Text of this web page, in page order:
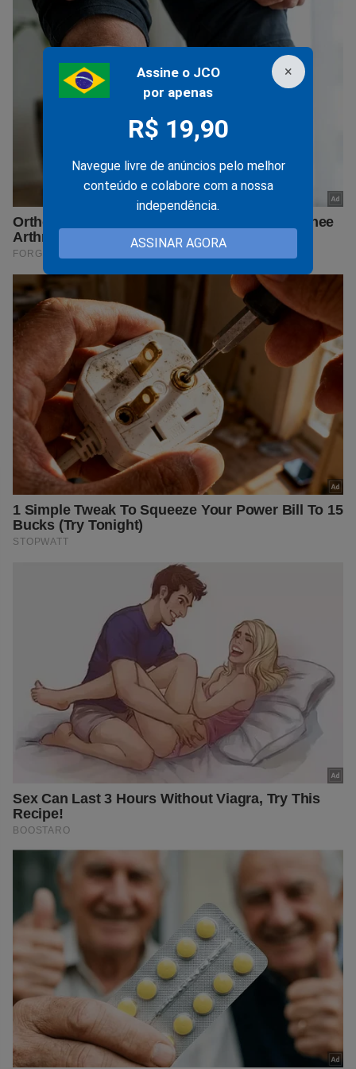
×
Assine o JCO
por apenas
R$ 19,90
Navegue livre de anúncios pelo melhor
conteúdo e colabore com a nossa
independência.
ASSINAR AGORA